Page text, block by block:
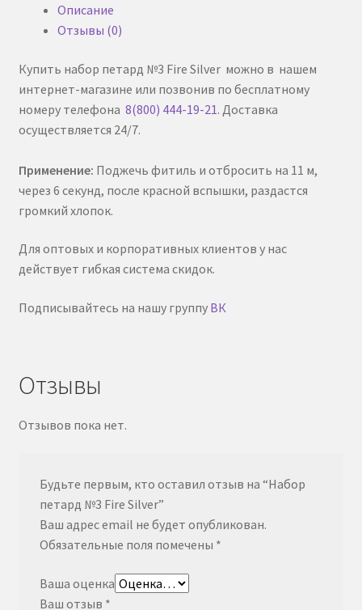
Описание
Отзывы (0)
Купить набор петард №3 Fire Silver можно в нашем
интернет-магазине или позвонив по бесплатному
номеру телефона 8(800) 444-19-21. Доставка
осуществляется 24/7.
Применение: Поджечь фитиль и отбросить на 11 м,
через 6 секунд, после красной вспышки, раздастся
громкий хлопок.
Для оптовых и корпоративных клиентов у нас
действует гибкая система скидок.
Подписывайтесь на нашу группу ВК
Отзывы
Отзывов пока нет.
Будьте первым, кто оставил отзыв на “Набор
петард №3 Fire Silver”
Ваш адрес email не будет опубликован.
Обязательные поля помечены *
Ваша оценка
Ваш отзыв *